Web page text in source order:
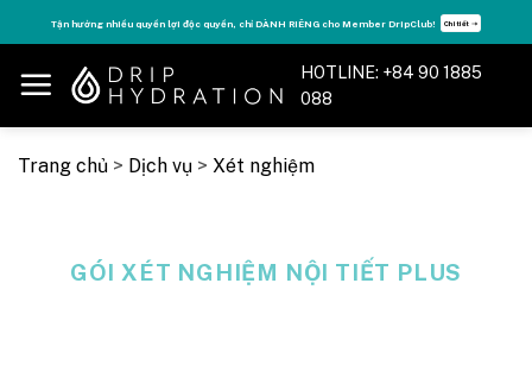
to
content
Tận hưởng nhiều quyền lợi độc quyền, chỉ DÀNH RIÊNG cho Member DripClub! Chi tiết ➝
HOTLINE: +84 90 1885
088
Trang chủ > Dịch vụ > Xét nghiệm
GÓI XÉT NGHIỆM NỘI TIẾT PLUS